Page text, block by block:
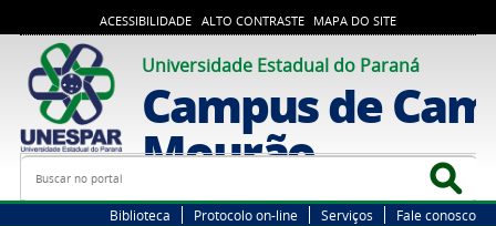
ACESSIBILIDADE ALTO CONTRASTE MAPA DO SITE
Universidade Estadual do Paraná
Campus de
Mourão
Busca
Biblioteca Protocolo on-line Serviços Fale conosco